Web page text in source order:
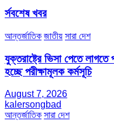
র্সবশেষ খবর
আন্তর্জাতিক জাতীয় সারা দেশ
যুক্তরাষ্ট্রে ভিসা পেতে লাগতে
হচ্ছে পরীক্ষামূলক কর্মসূচি
August 7, 2026
kalersongbad
আন্তর্জাতিক সারা দেশ